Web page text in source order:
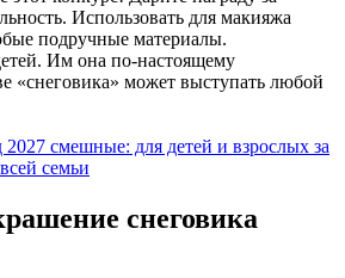
Использовать для макияжа
подручные материалы.
Им она по-настоящему
«снеговика» может выступать любой
снеговика